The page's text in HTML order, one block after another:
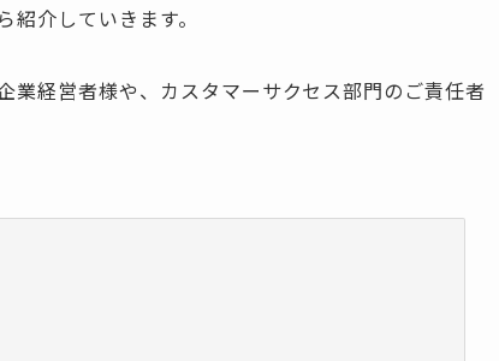
介していきます。
経営者様や、カスタマーサクセス部門のご責任者